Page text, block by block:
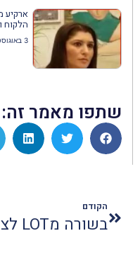
ארקיע
הלקוח
3 באוגוסט 2026
שתפו מאמר זה:
הקודם